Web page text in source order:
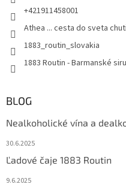
+421911458001
Athea ... cesta do sveta
1883_routin_slovakia
1883 Routin - Barmanské
BLOG
Nealkoholické vína a
30.6.2025
Ľadové čaje 1883 Routin
9.6.2025